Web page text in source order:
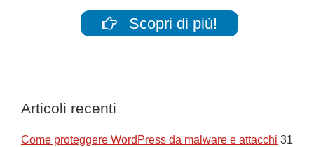
Scopri di più!
Articoli recenti
Come proteggere WordPress da malware e attacchi 31